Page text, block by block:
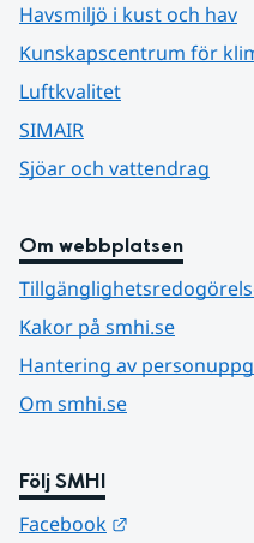
Havsmiljö i kust och hav
Kunskapscentrum för
Luftkvalitet
SIMAIR
Sjöar och vattendrag
Om webbplatsen
Kakor på smhi.se
Hantering av
Om smhi.se
Följ SMHI
Facebook